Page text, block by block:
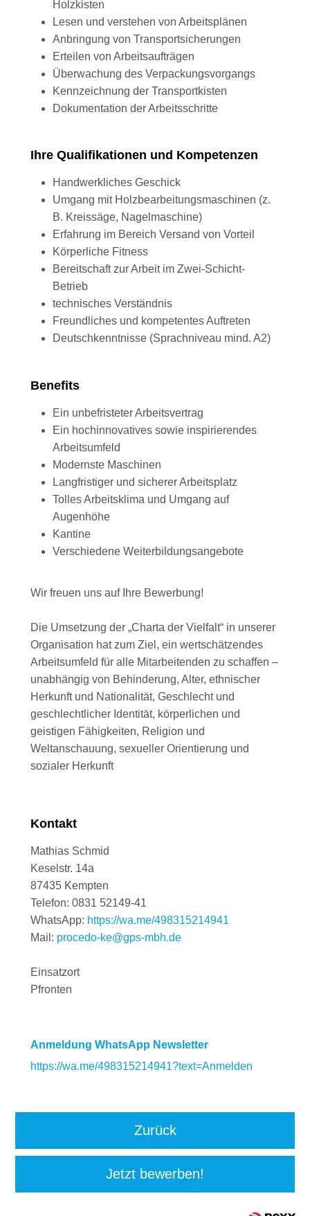
Holzkisten
Lesen und verstehen von Arbeitsplänen
Anbringung von Transportsicherungen
Erteilen von Arbeitsaufträgen
Überwachung des Verpackungsvorgangs
Kennzeichnung der Transportkisten
Dokumentation der Arbeitsschritte
Ihre Qualifikationen und Kompetenzen
Handwerkliches Geschick
Umgang mit Holzbearbeitungsmaschinen (z.
B. Kreissäge, Nagelmaschine)
Erfahrung im Bereich Versand von Vorteil
Körperliche Fitness
Bereitschaft zur Arbeit im Zwei-Schicht-
Betrieb
technisches Verständnis
Freundliches und kompetentes Auftreten
Deutschkenntnisse (Sprachniveau mind. A2)
Benefits
Ein unbefristeter Arbeitsvertrag
Ein hochinnovatives sowie inspirierendes
Arbeitsumfeld
Modernste Maschinen
Langfristiger und sicherer Arbeitsplatz
Tolles Arbeitsklima und Umgang auf
Augenhöhe
Kantine
Verschiedene Weiterbildungsangebote
Wir freuen uns auf Ihre Bewerbung!
Die Umsetzung der „Charta der Vielfalt“ in unserer
Organisation hat zum Ziel, ein wertschätzendes
Arbeitsumfeld für alle Mitarbeitenden zu schaffen –
unabhängig von Behinderung, Alter, ethnischer
Herkunft und Nationalität, Geschlecht und
geschlechtlicher Identität, körperlichen und
geistigen Fähigkeiten, Religion und
Weltanschauung, sexueller Orientierung und
sozialer Herkunft
Kontakt
Mathias Schmid
Keselstr. 14a
87435 Kempten
Telefon: 0831 52149-41
WhatsApp: https://wa.me/498315214941
Mail: procedo-ke@gps-mbh.de
Einsatzort
Pfronten
Anmeldung WhatsApp Newsletter
https://wa.me/498315214941?text=Anmelden
Zurück
Jetzt bewerben!